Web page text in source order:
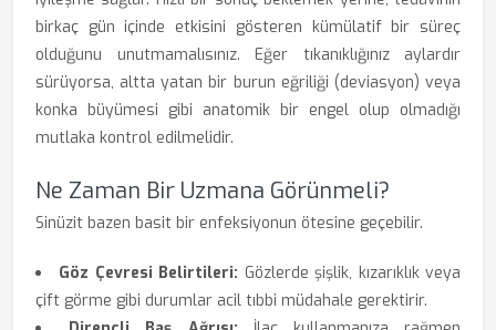
birkaç gün içinde etkisini gösteren kümülatif bir süreç
olduğunu unutmamalısınız. Eğer tıkanıklığınız aylardır
sürüyorsa, altta yatan bir burun eğriliği (deviasyon) veya
konka büyümesi gibi anatomik bir engel olup olmadığı
mutlaka kontrol edilmelidir.
Ne Zaman Bir Uzmana Görünmeli?
Sinüzit bazen basit bir enfeksiyonun ötesine geçebilir.
Göz Çevresi Belirtileri: Gözlerde şişlik, kızarıklık veya
çift görme gibi durumlar acil tıbbi müdahale gerektirir.